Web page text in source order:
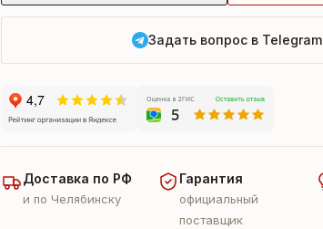
Задать вопрос в Telegram
Доставка по РФ
и по Челябинску
Гарантия
официальный
поставщик